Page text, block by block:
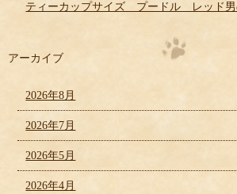
ティーカップサイズ プードル レッド
アーカイブ
2026年8月
2026年7月
2026年5月
2026年4月